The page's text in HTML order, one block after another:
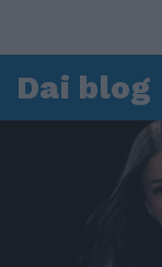
Dai blog